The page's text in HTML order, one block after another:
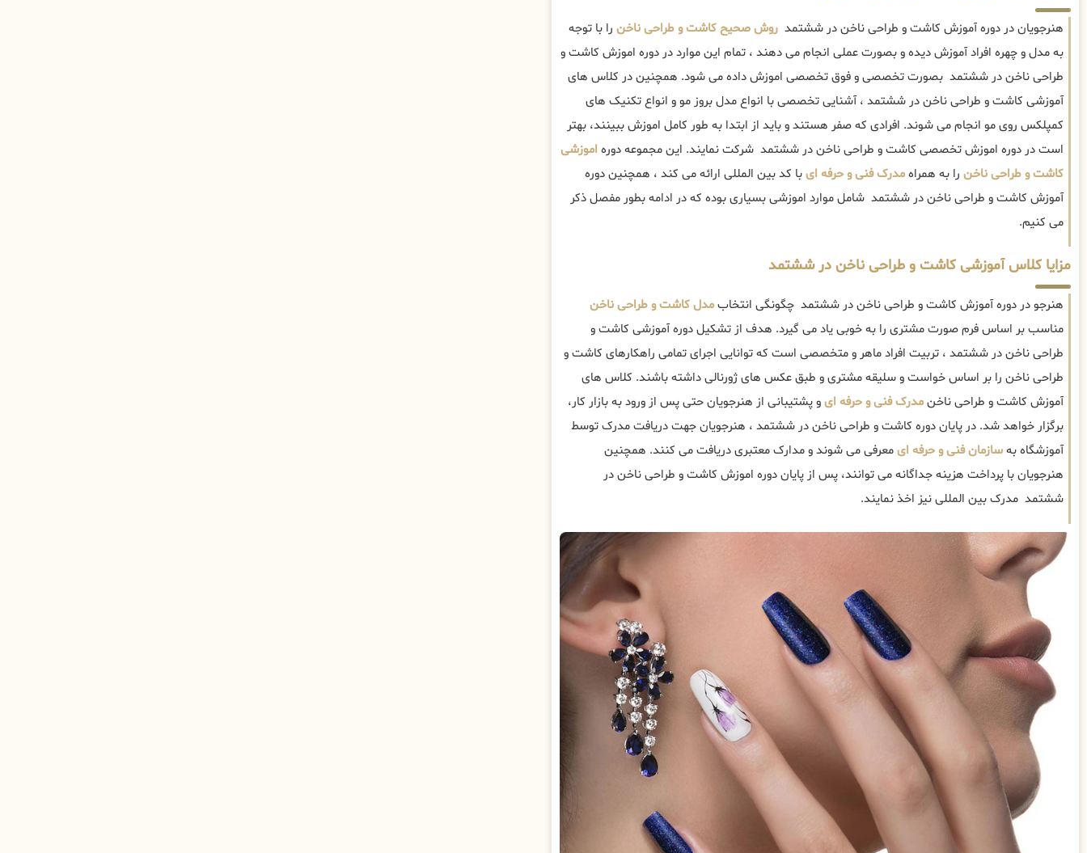
هنرجویان در دوره آموزش کاشت و طراحی ناخن در ششتمد روش صحیح کاشت و طراحی ناخن را با توجه
به مدل و چهره افراد آموزش دیده و بصورت عملی انجام می دهند ، تمام این موارد در دوره اموزش کاشت و
طراحی ناخن در ششتمد بصورت تخصصی و فوق تخصصی اموزش داده می شود. همچنین در کلاس های
آموزشی کاشت و طراحی ناخن در ششتمد ، آشنایی تخصصی با انواع مدل بروز مو و انواع تکنیک های
کمپلکس روی مو انجام می شوند. افرادی که صفر هستند و باید از ابتدا به طور کامل اموزش ببینند، بهتر
است در دوره اموزش تخصصی کاشت و طراحی ناخن در ششتمد شرکت نمایند. این مجموعه دوره اموزشی
کاشت و طراحی ناخن را به همراهمدرک فنی و حرفه ایبا کد بین المللی ارائه می کند ، همچنین دوره
آموزش کاشت و طراحی ناخن در ششتمد شامل موارد اموزشی بسیاری بوده که در ادامه بطور مفصل ذکر
می کنیم.
مزایا کلاس آموزشی کاشت و طراحی ناخن در ششتمد
هنرجو در دوره آموزش کاشت و طراحی ناخن در ششتمد چگونگی انتخابمدل کاشت و طراحی ناخن
مناسب بر اساس فرم صورت مشتری را به خوبی یاد می گیرد. هدف از تشکیل دوره آموزشی کاشت و
طراحی ناخن در ششتمد ، تربیت افراد ماهر و متخصصی است که توانایی اجرای تمامی راهکارهای کاشت و
طراحی ناخن را بر اساس خواست و سلیقه مشتری و طبق عکس های ژورنالی داشته باشند. کلاس های
آموزش کاشت و طراحی ناخنمدرک فنی و حرفه ایو پشتیبانی از هنرجویان حتی پس از ورود به بازار کار،
برگزار خواهد شد. در پایان دوره کاشت و طراحی ناخن در ششتمد ، هنرجویان جهت دریافت مدرک توسط
آموزشگاه بهسازمان فنی و حرفه ایمعرفی می شوند و مدارک معتبری دریافت می کنند. همچنین
هنرجویان با پرداخت هزینه جداگانه می توانند، پس از پایان دوره اموزش کاشت و طراحی ناخن در
ششتمد مدرک بین المللی نیز اخذ نمایند.